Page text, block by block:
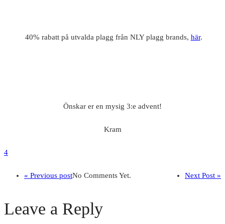
40% rabatt på utvalda plagg från NLY plagg brands, här.
Önskar er en mysig 3:e advent!
Kram
4
« Previous post Next Post »
No Comments Yet.
Leave a Reply